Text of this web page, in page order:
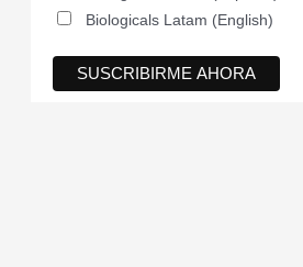
Biologicals Latam (English)